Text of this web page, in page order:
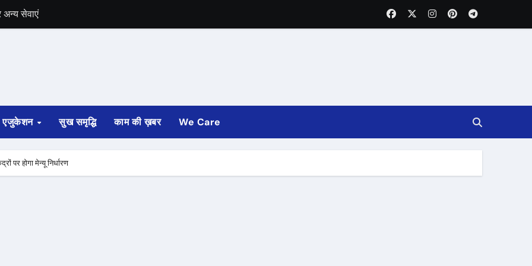
चुनाव की घोषणा
साफ
तक होगी
एजुकेशन सुख समृद्धि काम की ख़बर We Care
पर होगा मेन्यू निर्धारण